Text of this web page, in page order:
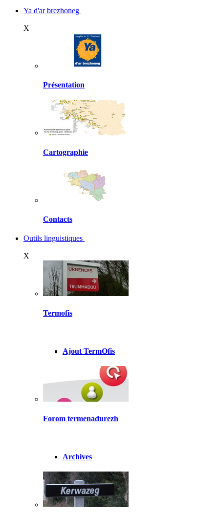
Ya d'ar brezhoneg
X
Présentation
Cartographie
Contacts
Outils linguistiques
X
Termofis
Ajout TermOfis
Forom termenadurezh
Archives